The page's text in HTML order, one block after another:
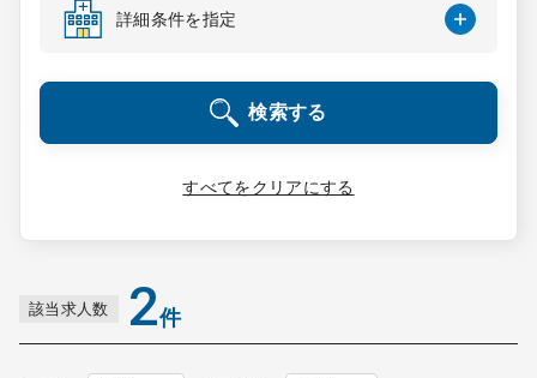
コンサルタント
成功事例
転職ノウハウ
受付時間 9:00 ～ 18:00（平日）
0120-337-613
詳細条件を指定
検索する
すべてをクリアにする
該当求人数 2件